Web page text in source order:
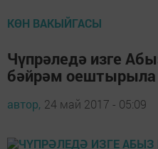
КӨН ВАКЫЙГАСЫ
Чүпрәледә изге
бәйрәм оештырыла
автор, 24 май 2017 - 05:09